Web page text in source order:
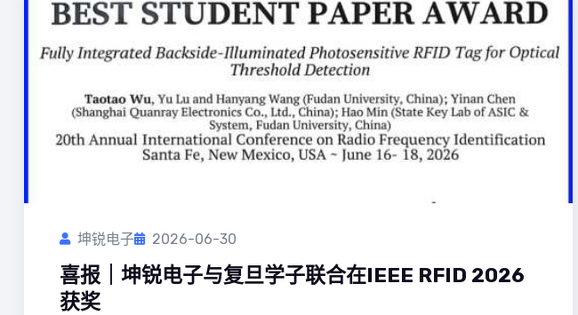
坤锐电子 2026-06-30
喜报｜坤锐电子与复旦学子联合在IEEE RFID 2026
获奖